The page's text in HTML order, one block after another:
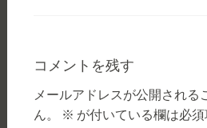
コメントを残す
メールアドレスが公開される
ん。
※ が付いている欄は必